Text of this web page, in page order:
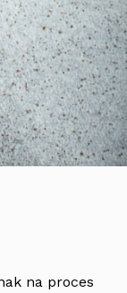
na proces